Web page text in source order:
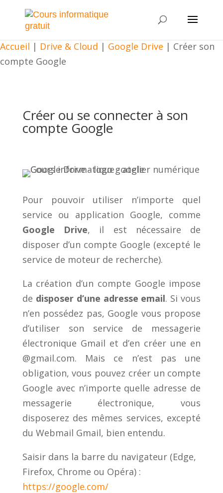
Accueil | Drive & Cloud | Google Drive | Créer son
compte Google
Créer ou se connecter à son
compte Google
Pour pouvoir utiliser n’importe quel
service ou application Google, comme
Google Drive, il est nécessaire de
disposer d’un compte Google (excepté le
service de moteur de recherche).
La création d’un compte Google impose
de disposer d’une adresse email. Si vous
n’en possédez pas, Google vous propose
d’utiliser son service de messagerie
électronique Gmail et d’en créer une en
@gmail.com. Mais ce n’est pas une
obligation, vous pouvez créer un compte
Google avec n’importe quelle adresse de
messagerie électronique, vous
disposerez des mêmes services, excepté
du Webmail Gmail, bien entendu.
Saisir dans la barre du navigateur (Edge,
Firefox, Chrome ou Opéra) :
https://google.com/